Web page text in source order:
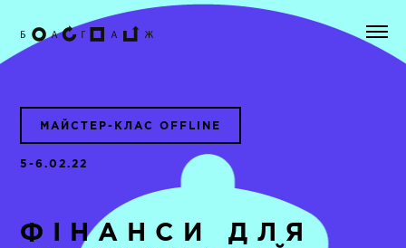
МАЙСТЕР-КЛАС OFFLINE
5-6.02.22
ФІНАНСИ ДЛЯ